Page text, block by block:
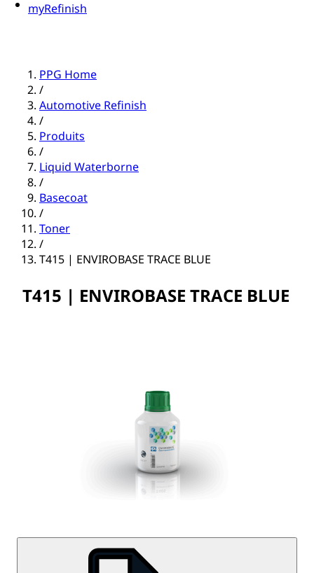
myRefinish
PPG Home
/
Automotive Refinish
/
Produits
/
Liquid Waterborne
/
Basecoat
/
Toner
/
T415 | ENVIROBASE TRACE BLUE
T415 | ENVIROBASE TRACE BLUE